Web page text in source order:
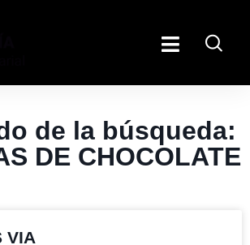
de la búsqueda:
DE CHOCOLATE
VIA